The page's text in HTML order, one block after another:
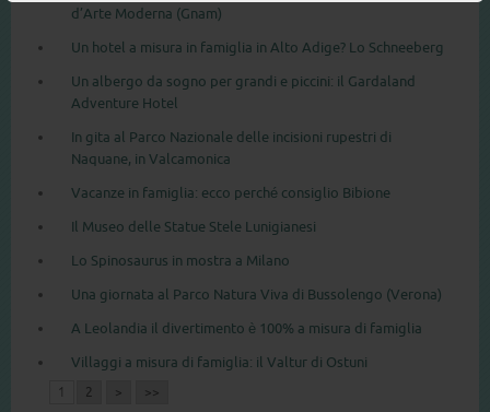
d’Arte Moderna (Gnam)
Un hotel a misura in famiglia in Alto Adige? Lo Schneeberg
Un albergo da sogno per grandi e piccini: il Gardaland
Adventure Hotel
In gita al Parco Nazionale delle incisioni rupestri di
Naquane, in Valcamonica
Vacanze in famiglia: ecco perché consiglio Bibione
Il Museo delle Statue Stele Lunigianesi
Lo Spinosaurus in mostra a Milano
Una giornata al Parco Natura Viva di Bussolengo (Verona)
A Leolandia il divertimento è 100% a misura di famiglia
Villaggi a misura di famiglia: il Valtur di Ostuni
1 2 > >>